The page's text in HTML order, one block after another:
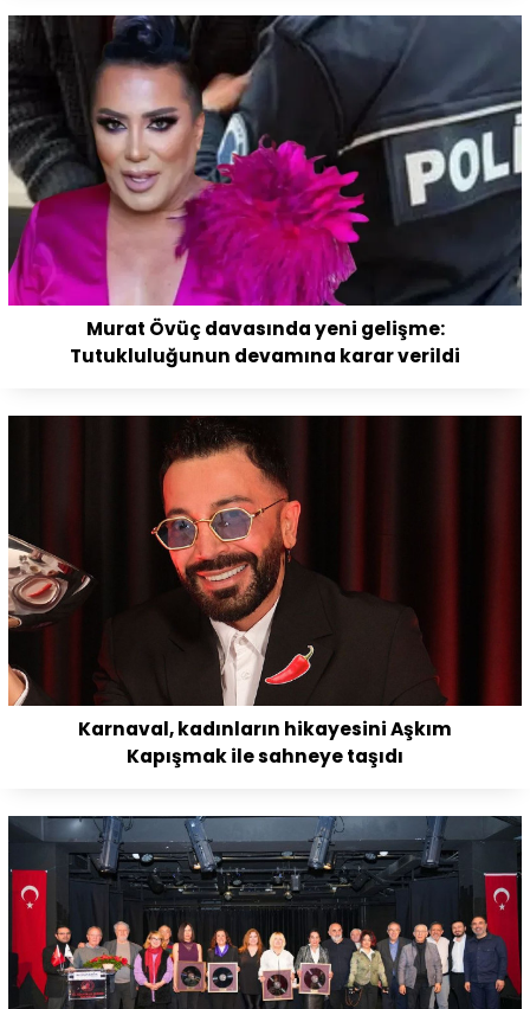
Murat Övüç davasında yeni gelişme:
Tutukluluğunun devamına karar verildi
Karnaval, kadınların hikayesini Aşkım
Kapışmak ile sahneye taşıdı